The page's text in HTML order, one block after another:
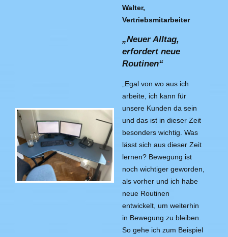
Walter,
Vertriebsmitarbeiter
„Neuer Alltag,
erfordert neue
Routinen“
„Egal von wo aus ich
arbeite, ich kann für
unsere Kunden da sein
und das ist in dieser Zeit
besonders wichtig. Was
lässt sich aus dieser Zeit
lernen? Bewegung ist
noch wichtiger geworden,
als vorher und ich habe
neue Routinen
entwickelt, um weiterhin
in Bewegung zu bleiben.
So gehe ich zum Beispiel